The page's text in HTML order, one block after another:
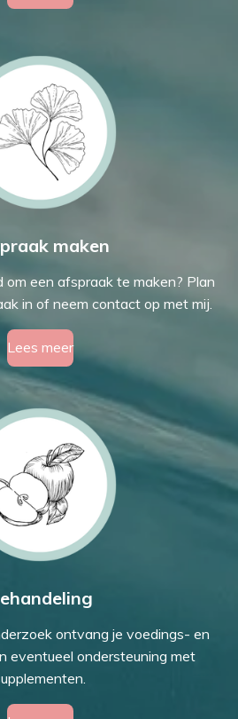
maken
om een afspraak te maken? Plan
in of neem contact op met mij.
Lees meer
ontvang je voedings- en
eventueel ondersteuning met